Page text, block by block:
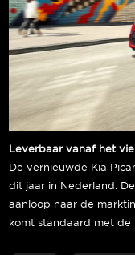
Leverbaar vanaf het
De vernieuwde Kia
dit jaar in Nederland.
aanloop naar de
komt standaard met de